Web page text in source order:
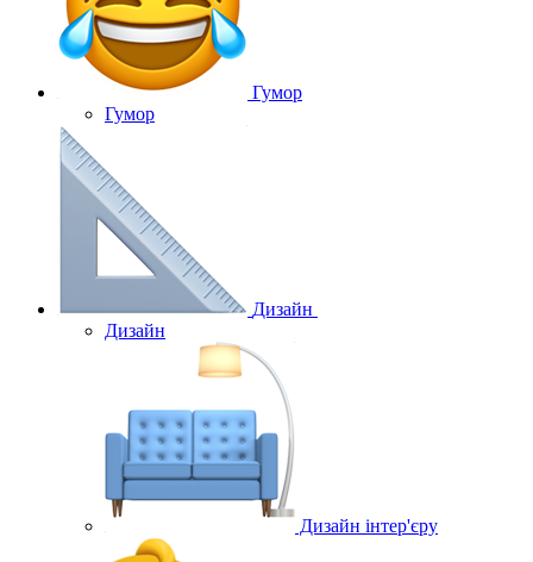
Гумор
Гумор
Дизайн
Дизайн
Дизайн інтер'єру